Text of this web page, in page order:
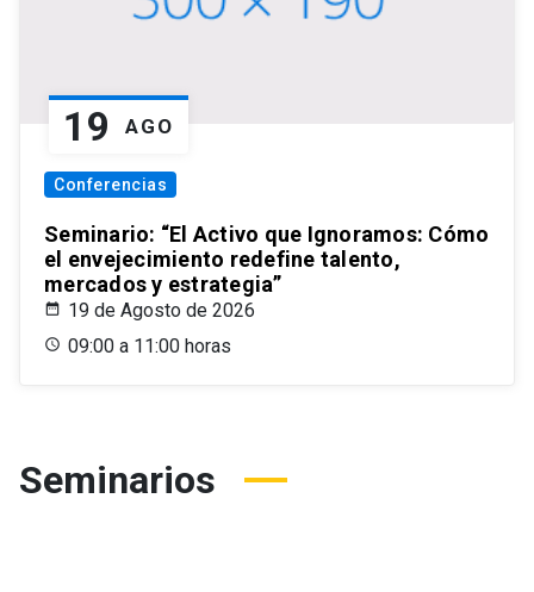
19 AGO
Conferencias
Seminario: “El Activo que Ignoramos: Cómo
el envejecimiento redefine talento,
mercados y estrategia”
19 de Agosto de 2026
09:00 a 11:00 horas
Seminarios